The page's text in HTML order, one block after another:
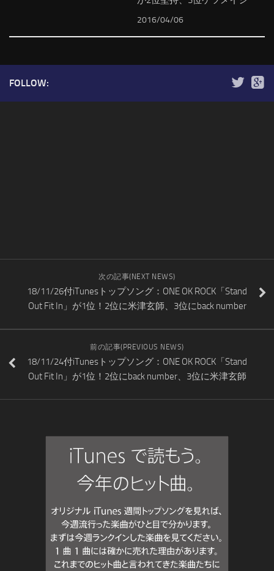
2016/04/06
FOLLOW:
次の記事(NEXT NEWS)
18/11/26付iTunesトップソング：ONE OK ROCK「Stand
Out Fit In」が1位！2位に米津玄師、3位にback number
前の記事(PREVIOUS NEWS)
18/11/24付iTunesトップソング：ONE OK ROCK「Stand
Out Fit In」が1位！2位にback number、3位に米津玄師